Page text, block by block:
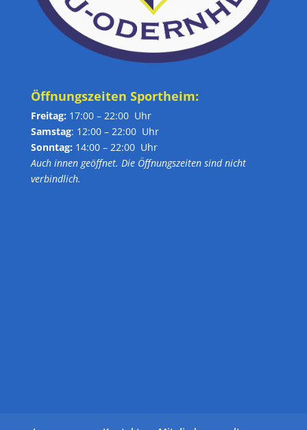
Öffnungszeiten Sportheim:
Freitag: 17:00 – 22:00 Uhr
Samstag: 12:00 – 22:00 Uhr
Sonntag: 14:00 – 22:00 Uhr
Auch innen geöffnet. Die Öffnungszeiten sind nicht
verbindlich.